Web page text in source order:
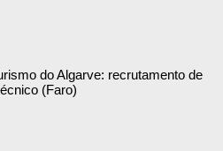
do Algarve: recrutamento de
(Faro)